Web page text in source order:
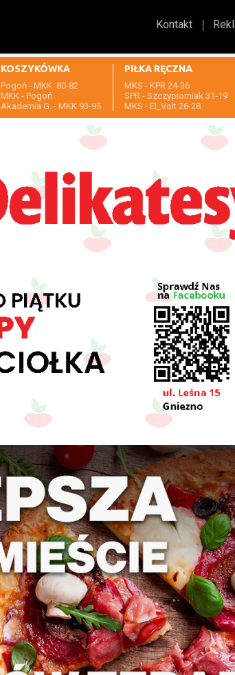
Kontakt
KOSZYKÓWKA
Pogoń - MKK 80-82
MKK - Pogoń
Akademia G. - MKK 93-95
PIŁKA RĘCZNA
MKS - KPR 24-36
SPR - Szczypiorniak 31-19
MKS - El_Volt 26-28